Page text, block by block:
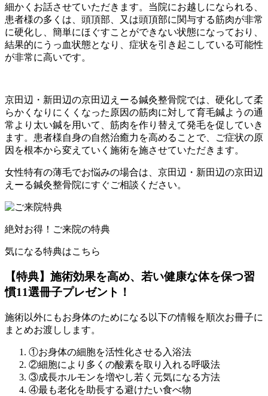
細かくお話させていただきます。当院にお越しになられる、
患者様の多くは、頭頂部、又は頭頂部に関与する筋肉が非常
に硬化し、簡単にほぐすことができない状態になっており、
結果的にうっ血状態となり、症状を引き起こしている可能性
が非常に高いです。
京田辺・新田辺の京田辺えーる鍼灸整骨院では、硬化して柔
らかくなりにくくなった原因の筋肉に対して育毛鍼ようの通
常より太い鍼を用いて、筋肉を作り替えて発毛を促していき
ます。患者様自身の自然治癒力を高めることで、ご症状の原
因を根本から変えていく施術を施させていただきます。
女性特有の薄毛でお悩みの場合は、京田辺・新田辺の京田辺
えーる鍼灸整骨院にすぐご相談ください。
絶対お得！ご来院の特典
気になる特典はこちら
【特典】施術効果を高め、若い健康な体を保つ習
慣11選冊子プレゼント！
施術以外にもお身体のためになる以下の情報を順次お冊子に
まとめお渡しします。
①お身体の細胞を活性化させる入浴法
②細胞により多くの酸素を取り入れる呼吸法
③成長ホルモンを増やし若く元気になる方法
④最も老化を助長する避けたい食べ物